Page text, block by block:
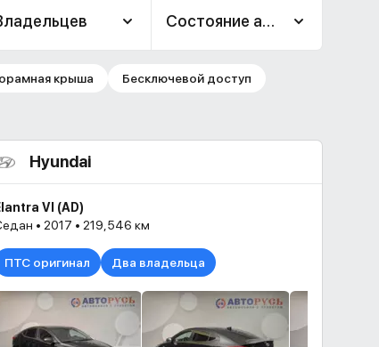
Состояние авто
крыша Бесключевой доступ
Hyundai
VI (AD)
• 2017 • 219,546 км
ПТС оригинал Два владельца